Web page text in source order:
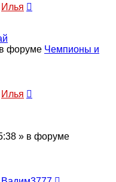
Илья
форуме Чемпионы и
Илья
» в форуме